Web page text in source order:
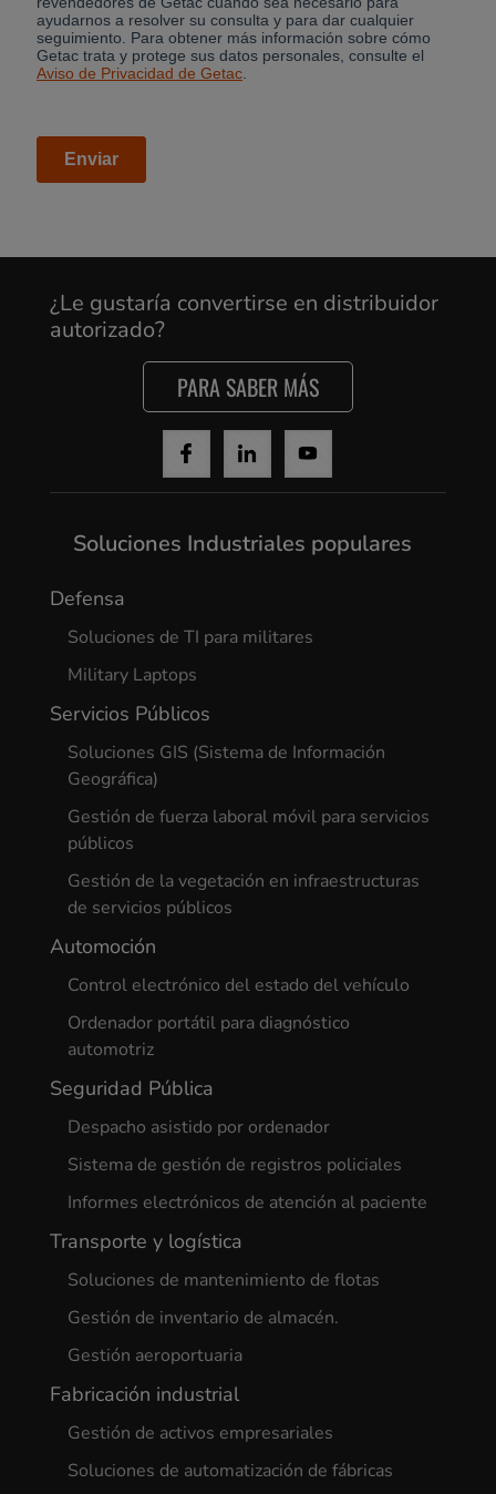
Cancel
Yes, I agree
¿Le gustaría convertirse en distribuidor
autorizado?
PARA SABER MÁS
Soluciones Industriales populares
Defensa
Soluciones de TI para militares
Military Laptops
Servicios Públicos
Soluciones GIS (Sistema de Información
Geográfica)
Gestión de fuerza laboral móvil para servicios
públicos
Gestión de la vegetación en infraestructuras
de servicios públicos
Automoción
Control electrónico del estado del vehículo
Ordenador portátil para diagnóstico
automotriz
Seguridad Pública
Despacho asistido por ordenador
Sistema de gestión de registros policiales
Informes electrónicos de atención al paciente
Transporte y logística
Soluciones de mantenimiento de flotas
Gestión de inventario de almacén.
Gestión aeroportuaria
Fabricación industrial
Gestión de activos empresariales
Soluciones de automatización de fábricas